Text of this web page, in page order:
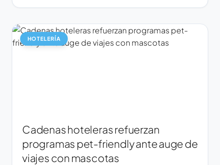
temporalmente la contratación de experiencias
HOTELERÍA
Cadenas hoteleras refuerzan
programas pet-friendly ante auge de
viajes con mascotas